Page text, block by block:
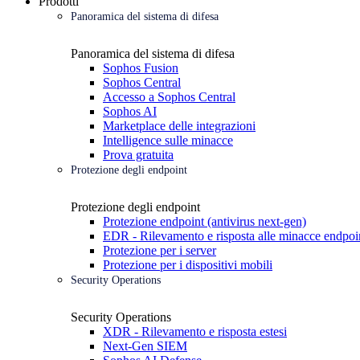
Panoramica del sistema di difesa
Panoramica del sistema di difesa
Sophos Fusion
Sophos Central
Accesso a Sophos Central
Sophos AI
Marketplace delle integrazioni
Intelligence sulle minacce
Prova gratuita
Protezione degli endpoint
Protezione degli endpoint
Protezione endpoint (antivirus next-gen)
EDR - Rilevamento e risposta alle minacce
Protezione per i server
Protezione per i dispositivi mobili
Security Operations
Security Operations
XDR - Rilevamento e risposta estesi
Next-Gen SIEM